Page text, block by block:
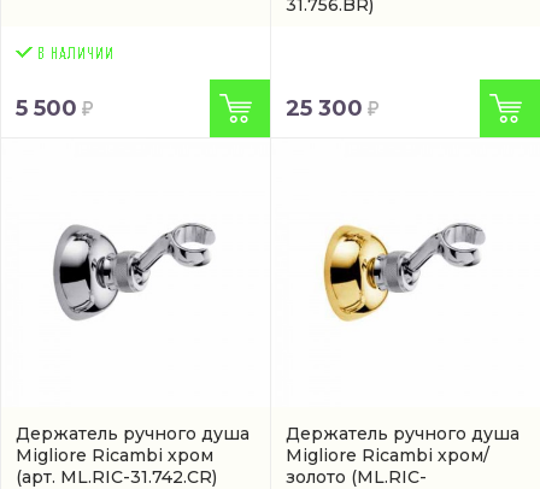
5 500
31.756.BR)
25 300
Держатель ручного душа
Migliore Ricambi хром
(арт. ML.RIC-31.742.CR)
Держатель ручного душа
Migliore Ricambi хром/
золото (ML.RIC-